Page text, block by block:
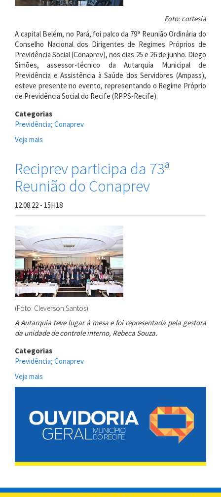
Foto: cortesia
A capital Belém, no Pará, foi palco da 79ª Reunião Ordinária do
Conselho Nacional dos Dirigentes de Regimes Próprios de
Previdência Social (Conaprev), nos dias 25 e 26 de junho. Diego
Simões, assessor-técnico da Autarquia Municipal de
Previdência e Assistência à Saúde dos Servidores (Ampass),
esteve presente no evento, representando o Regime Próprio
de Previdência Social do Recife (RPPS-Recife).
Categorias
Previdência; Conaprev
Veja mais
presença
na
79ª
Reunião
Pará
Reciprev participa da 73ª
Reunião do Conaprev
12.08.22 - 15H18
(Foto: Cleverson Santos)
A Autarquia teve lugar à mesa e foi representada pela gestora
da unidade de controle interno, Rebeca Souza.
Categorias
Previdência; Conaprev
Veja mais
Reciprev
73ª
Reunião
do